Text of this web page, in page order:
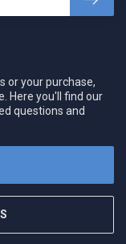
or your purchase,
Here you'll find our
questions and